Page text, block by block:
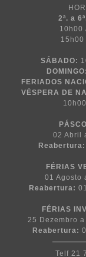
2ª. a
10h00
15h00
SÁBADO:
DOMINGO:
FERIADOS
VÉSPERA DE
02 Abril
Reabertura:
FÉRIAS
01 Agosto
Reabertura:
FÉRIAS
25 Dezembro
Reabertura:
Telf 21